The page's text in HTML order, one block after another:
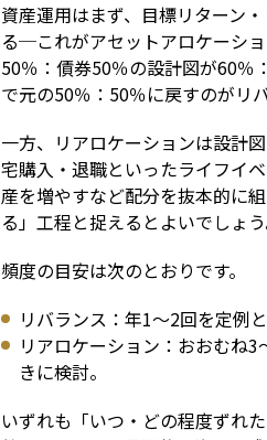
資産運用はまず、目標リターン
る─これがアセットアロケーシ
50％：債券50％の設計図が60％
で元の50％：50％に戻すのがリ
一方、リアロケーションは設計
宅購入・退職といったライフイ
産を増やすなど配分を抜本的に
る」工程と捉えるとよいでしょう
頻度の目安は次のとおりです。
リバランス：年1〜2回を定例
リアロケーション：おおむね
きに検討。
いずれも「いつ・どの程度ずれ